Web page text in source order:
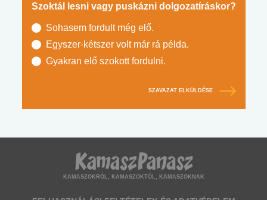
Szoktál lesni vagy puskázni dolgozatíráskor?
Sohasem fordult még elő.
Egyszer-kétszer volt már rá példa.
Gyakran elő szokott fordulni.
SZAVAZAT ELKÜLDÉSE
KAMASZOKRÓL, KAMASZOKTÓL, KAMASZOKNAK